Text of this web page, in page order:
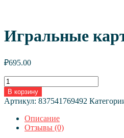
Игральные
₽695.00
Количество
товара
Игральные
карты
Японский
дурак
В корзину
Артикул: 837541769492
Описание
Отзывы (0)